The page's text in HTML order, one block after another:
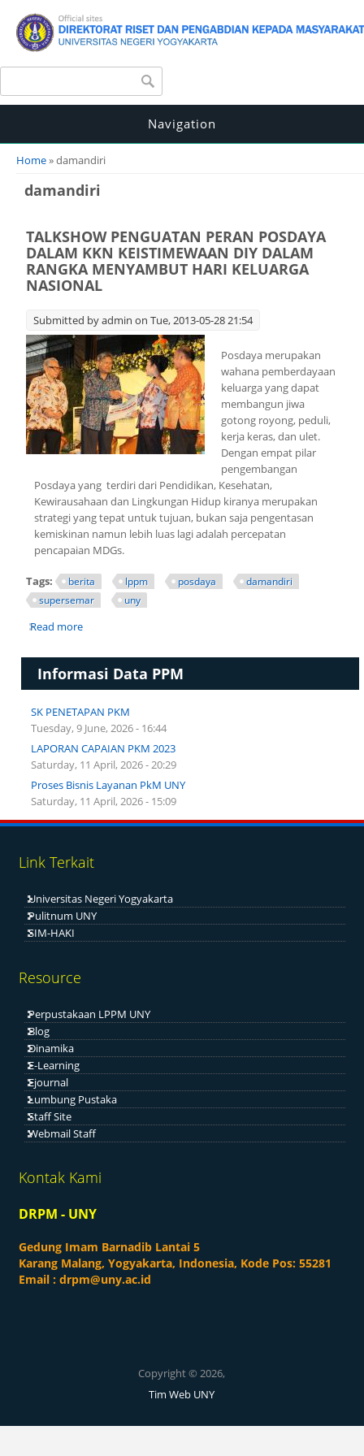
Search form
Navigation
You are here
Home» damandiri
damandiri
TALKSHOW PENGUATAN PERAN POSDAYA
DALAM KKN KEISTIMEWAAN DIY DALAM
RANGKA MENYAMBUT HARI KELUARGA
NASIONAL
Submitted byadmin on Tue, 2013-05-28 21:54
Posdaya merupakan
wahana pemberdayaan
keluarga yang dapat
membangun jiwa
gotong royong, peduli,
kerja keras, dan ulet.
Dengan empat pilar
pengembangan
Posdaya yang terdiri dari Pendidikan, Kesehatan,
Kewirausahaan dan Lingkungan Hidup kiranya merupakan
strategi yang tepat untuk tujuan, bukan saja pengentasan
kemiskinan namun lebih luas lagi adalah percepatan
pencapaian MDGs.
Tags: berita lppm posdaya
damandiri
supersemar
uny
Read more
HARI KELUARGA NASIONAL
Informasi Data PPM
SK PENETAPAN PKM
Tuesday, 9 June, 2026 - 16:44
LAPORAN CAPAIAN PKM 2023
Saturday, 11 April, 2026 - 20:29
Proses Bisnis Layanan PkM UNY
Saturday, 11 April, 2026 - 15:09
Link Terkait
Universitas Negeri Yogyakarta
Pulitnum UNY
SIM-HAKI
Resource
Perpustakaan LPPM UNY
Blog
Dinamika
E-Learning
Ejournal
Lumbung Pustaka
Staff Site
Webmail Staff
Kontak Kami
DRPM - UNY
Gedung Imam Barnadib Lantai 5
Karang Malang, Yogyakarta, Indonesia, Kode Pos: 55281
Email :drpm@uny.ac.id
Copyright © 2026,
Tim Web UNY